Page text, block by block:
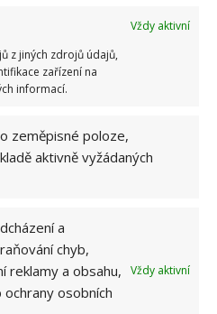
Vždy aktivní
z jiných zdrojů údajů,
zařízení na
informací.
zeměpisné poloze,
aktivně vyžádaných
a
chyb,
reklamy a obsahu,
ochrany osobních
Vždy aktivní
i úchytky, pokud se ty
kompletní styl kuchyně.
dekorace, které